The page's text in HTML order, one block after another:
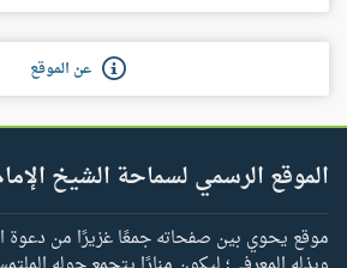
عن الموقع
الموقع الرسمي لسماحة الشيخ
موقع يحوي بين صفحاته جمعًا غزيرًا من دعوة